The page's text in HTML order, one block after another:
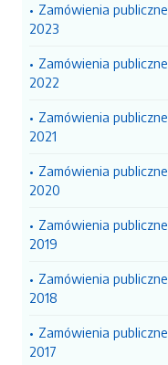
Zamówienia publiczne
2023
Zamówienia publiczne
2022
Zamówienia publiczne
2021
Zamówienia publiczne
2020
Zamówienia publiczne
2019
Zamówienia publiczne
2018
Zamówienia publiczne
2017